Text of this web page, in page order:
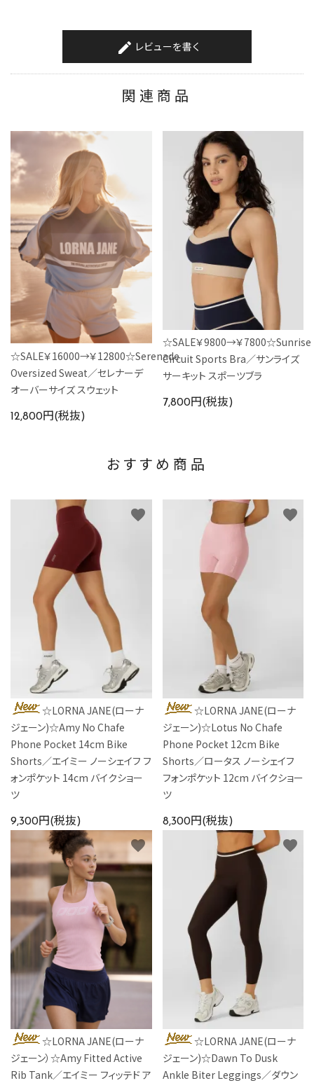
create レビューを書く
関連商品
☆SALE￥16000→￥12800☆Serenade
Oversized Sweat／セレナーデ
オーバーサイズ スウェット
12,800円(税抜)
☆SALE￥9800→￥7800☆Sunrise
Circuit Sports Bra／サンライズ
サーキット スポーツブラ
7,800円(税抜)
おすすめ商品
☆LORNA JANE(ローナ
ジェーン)☆Amy No Chafe
Phone Pocket 14cm Bike
Shorts／エイミー ノーシェイフ フ
ォンポケット 14cm バイクショー
ツ
9,300円(税抜)
favorite
☆LORNA JANE(ローナ
ジェーン)☆Lotus No Chafe
Phone Pocket 12cm Bike
Shorts／ロータス ノーシェイフ
フォンポケット 12cm バイクショー
ツ
8,300円(税抜)
favorite
☆LORNA JANE(ローナ
ジェーン）☆Amy Fitted Active
Rib Tank／エイミー フィッテド ア
favorite
☆LORNA JANE(ローナ
ジェーン)☆Dawn To Dusk
Ankle Biter Leggings／ダウン
favorite